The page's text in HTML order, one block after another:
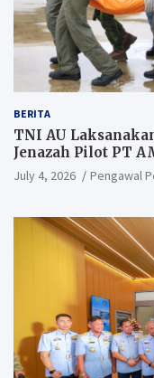
BERITA
TNI AU
Jenazah Pilot PT
July 4, 2026 Pengawal